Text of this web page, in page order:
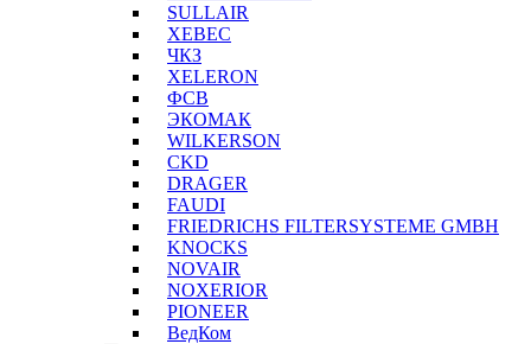
SULLAIR
XEBEC
ЧКЗ
XELERON
ФСВ
ЭКОМАК
WILKERSON
CKD
DRAGER
FAUDI
FRIEDRICHS FILTERSYSTEME GMBH
KNOCKS
NOVAIR
NOXERIOR
PIONEER
ВедКом